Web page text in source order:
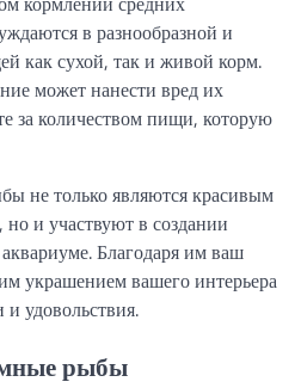
в разнообразной и
как сухой, так и живой корм.
может нанести вред их
за количеством пищи, которую
не только являются красивым
и участвуют в создании
Благодаря им ваш
украшением вашего интерьера
удовольствия.
рыбы